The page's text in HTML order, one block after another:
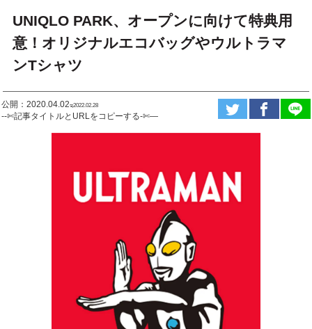
UNIQLO PARK、オープンに向けて特典用
意！オリジナルエコバッグやウルトラマ
ンTシャツ
公開：2020.04.02ಇ2022.02.28
--✄記事タイトルとURLをコピーする-✄—